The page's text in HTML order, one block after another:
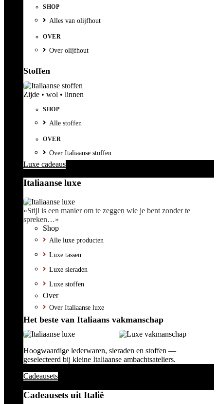
SHOP
Alles van olijfhout
OVER
Over olijfhout
Stoffen
Zijde • wol • linnen
SHOP
Alle stoffen
OVER
Over Italiaanse stoffen
Luxe cadeaus
Italiaanse luxe
«Stijl is een manier om te zeggen wie je bent zonder te
spreken…»
Shop
Alle luxe producten
Luxe tassen
Luxe sieraden
Luxe stoffen
Over
Over Italiaanse luxe
Het beste van Italiaans vakmanschap
Hoogwaardige lederwaren, sieraden en stoffen —
geselecteerd bij kleine Italiaanse ambachtsateliers.
Cadeausets
Cadeausets uit Italië